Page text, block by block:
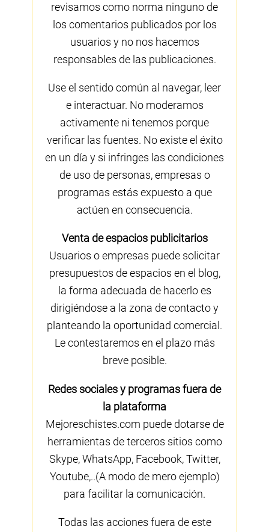
revisamos como norma ninguno de
los comentarios publicados por los
usuarios y no nos hacemos
responsables de las publicaciones.
Use el sentido común al navegar, leer
e interactuar. No moderamos
activamente ni tenemos porque
verificar las fuentes. No existe el éxito
en un día y si infringes las condiciones
de uso de personas, empresas o
programas estás expuesto a que
actúen en consecuencia.
Venta de espacios publicitarios
Usuarios o empresas puede solicitar
presupuestos de espacios en el blog,
la forma adecuada de hacerlo es
dirigiéndose a la zona de contacto y
planteando la oportunidad comercial.
Le contestaremos en el plazo más
breve posible.
Redes sociales y programas fuera de
la plataforma
Mejoreschistes.com puede dotarse de
herramientas de terceros sitios como
Skype, WhatsApp, Facebook, Twitter,
Youtube,..(A modo de mero ejemplo)
para facilitar la comunicación.
Todas las acciones fuera de este